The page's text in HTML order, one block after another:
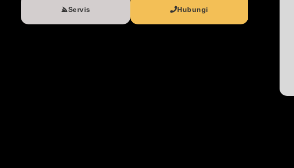
Servis Hubungi